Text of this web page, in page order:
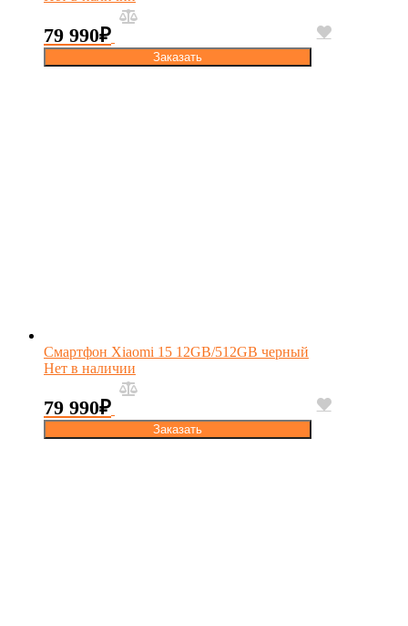
79 990₽
Заказать
Смартфон Xiaomi 15 12GB/512GB черный
Нет в наличии
79 990₽
Заказать